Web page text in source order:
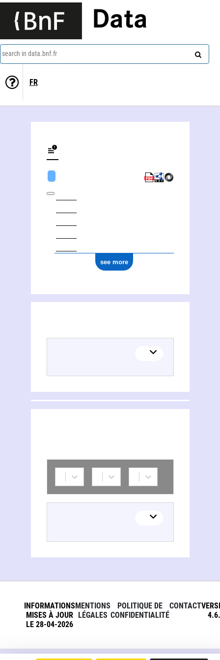
Data
search in data.bnf.fr
FR
see more
INFORMATIONS
MISES À JOUR
LE 28-04-2026
MENTIONS
LÉGALES
POLITIQUE DE
CONFIDENTIALITÉ
CONTACT